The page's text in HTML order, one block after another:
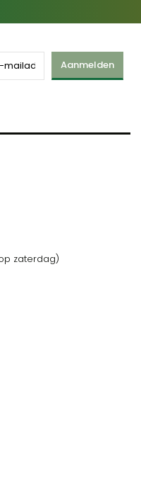
Aanmelden
zaterdag)